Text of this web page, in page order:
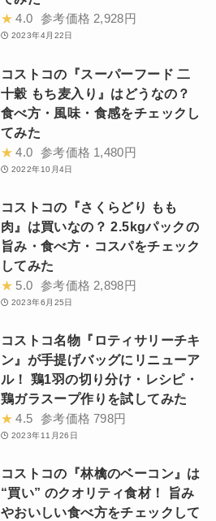
★ 4.0 参考価格 2,928円
2023年4月22日
コストコの『スーパーフード 二
十穀 もち麦入り』はどうなの？
食べ方・風味・食感をチェックし
てみた
★ 4.0 参考価格 1,480円
2022年10月4日
コストコの『さくらどり もも
肉』は買いなの？ 2.5kgパックの
旨み・食べ方・コスパをチェック
してみた
★ 5.0 参考価格 2,898円
2023年6月25日
コストコ名物『ロティサリーチキ
ン』が手提げバッグにリニューア
ル！ 鶏1羽の切り分け・レシピ・
鶏ガラスープ作りを試してみた
★ 4.5 参考価格 798円
2023年11月26日
コストコの『林檎のベーコン』は
“買い” のクオリティ食材！ 旨み
やおいしい食べ方をチェックして